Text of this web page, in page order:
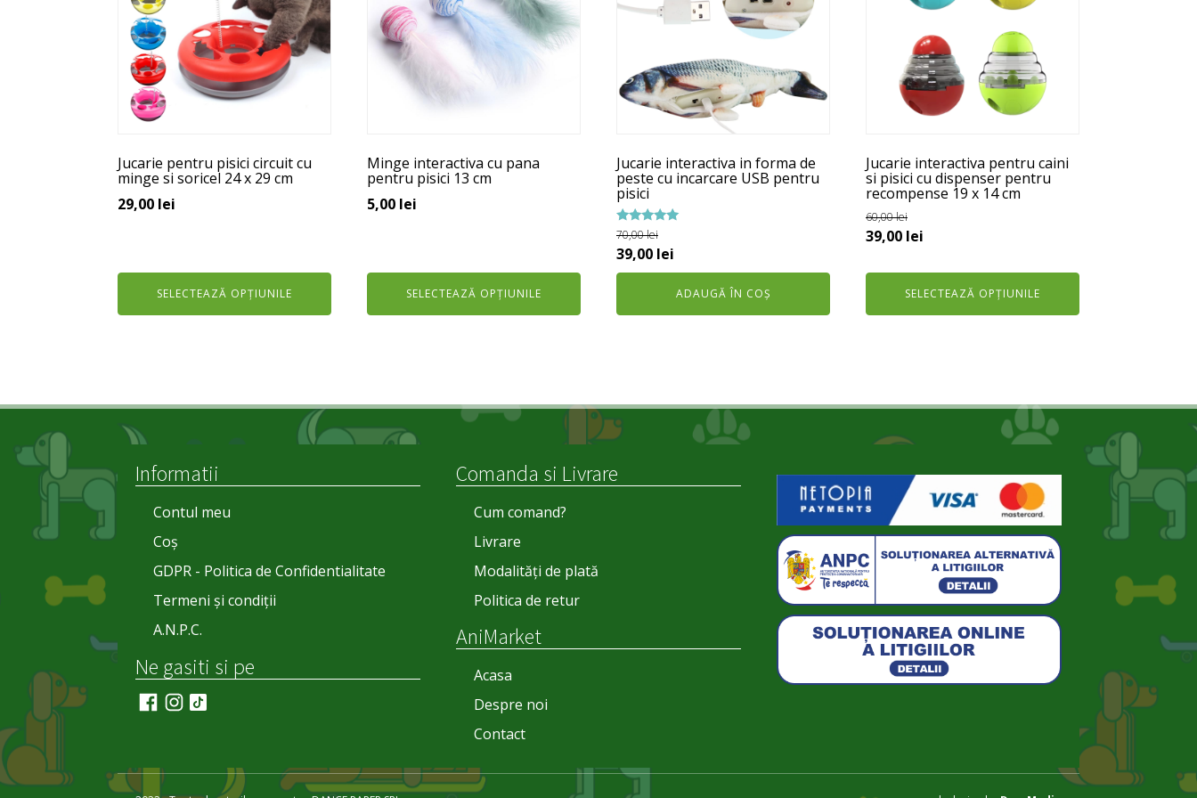
Jucarie pentru pisici circuit cu
minge si soricel 24 x 29 cm
29,00 lei
SELECTEAZĂ OPȚIUNILE
multe
variații.
Opțiunile
pot
în
pagina
produsului.
Minge interactiva cu pana
pentru pisici 13 cm
5,00 lei
SELECTEAZĂ OPȚIUNILE
multe
variații.
Opțiunile
în
pagina
produsului.
Jucarie interactiva in forma de
peste cu incarcare USB pentru
pisici
Evaluat la
5.00
din 5
70,00lei
Prețul
inițial
fost:
39,00 lei
curent
este:
39,00 lei.
ADAUGĂ ÎN COȘ
Jucarie interactiva pentru caini
si pisici cu dispenser pentru
recompense 19 x 14 cm
60,00lei
Prețul
a
39,00 lei
39,00 lei.
SELECTEAZĂ OPȚIUNILE
Opțiunile
în
pagina
produsului.
Informatii
Contul meu
Coș
GDPR - Politica de Confidentialitate
Termeni și condiții
A.N.P.C.
Ne gasiti si pe
Comanda si Livrare
Cum comand?
Livrare
Modalități de plată
Politica de retur
AniMarket
Acasa
Despre noi
Contact